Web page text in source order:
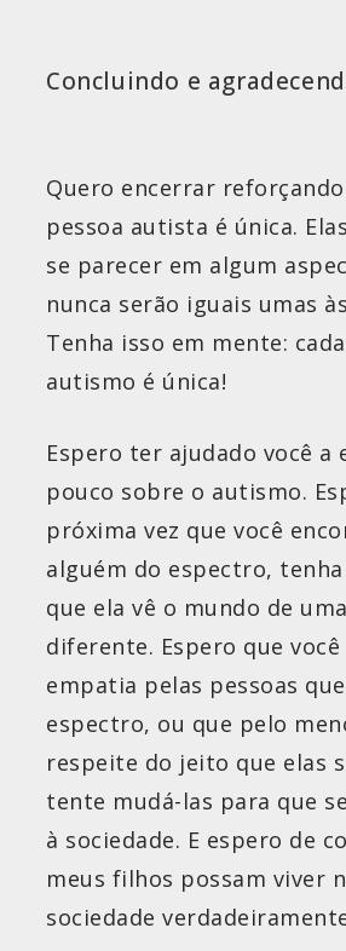
Concluindo e
Quero encerrar
pessoa autista é única.
se parecer em algum
nunca serão iguais umas
Tenha isso em mente:
autismo é única!
Espero ter ajudado você a
pouco sobre o autismo.
próxima vez que você
alguém do espectro,
que ela vê o mundo de
diferente. Espero que
empatia pelas pessoas
espectro, ou que pelo
respeite do jeito que elas
tente mudá-las para que
à sociedade. E espero de
meus filhos possam viver
sociedade